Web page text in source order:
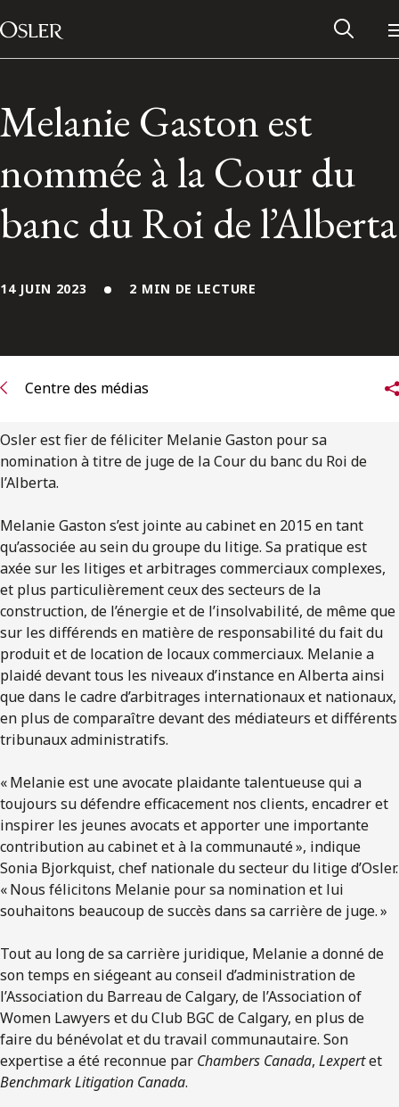
Passer au contenu
Main Navigation
S’abonner aux articles Osler
Melanie Gaston est
nommée à la Cour du
banc du Roi de l’Alberta
14 JUIN 2023 2 MIN DE LECTURE
Centre des médias
Osler est fier de féliciter Melanie Gaston pour sa
nomination à titre de juge de la Cour du banc du Roi de
l’Alberta.
Melanie Gaston s’est jointe au cabinet en 2015 en tant
qu’associée au sein du groupe du litige. Sa pratique est
axée sur les litiges et arbitrages commerciaux complexes,
et plus particulièrement ceux des secteurs de la
construction, de l’énergie et de l’insolvabilité, de même que
sur les différends en matière de responsabilité du fait du
produit et de location de locaux commerciaux. Melanie a
plaidé devant tous les niveaux d’instance en Alberta ainsi
que dans le cadre d’arbitrages internationaux et nationaux,
en plus de comparaître devant des médiateurs et différents
tribunaux administratifs.
« Melanie est une avocate plaidante talentueuse qui a
toujours su défendre efficacement nos clients, encadrer et
inspirer les jeunes avocats et apporter une importante
contribution au cabinet et à la communauté », indique
Sonia Bjorkquist, chef nationale du secteur du litige d’Osler.
« Nous félicitons Melanie pour sa nomination et lui
souhaitons beaucoup de succès dans sa carrière de juge. »
Tout au long de sa carrière juridique, Melanie a donné de
son temps en siégeant au conseil d’administration de
l’Association du Barreau de Calgary, de l’Association of
Women Lawyers et du Club BGC de Calgary, en plus de
faire du bénévolat et du travail communautaire. Son
expertise a été reconnue par Chambers Canada, Lexpertet
Benchmark Litigation Canada.